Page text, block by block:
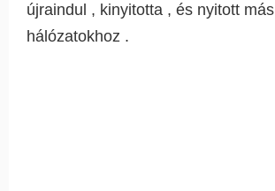
újraindul , kinyitotta , és nyitott más
hálózatokhoz .